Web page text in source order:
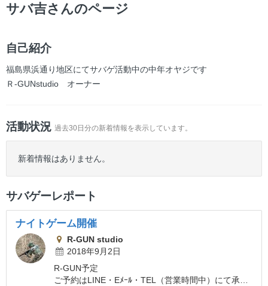
サバ吉さんのページ
自己紹介
福島県浜通り地区にてサバゲ活動中の中年オヤジです
Ｒ-GUNstudio オーナー
活動状況 過去30日分の新着情報を表示しています。
新着情報はありません。
サバゲーレポート
ナイトゲーム開催
R-GUN studio
2018年9月2日
R-GUN予定
ご予約はLINE・Eﾒｰﾙ・TEL（営業時間中）にて承ります